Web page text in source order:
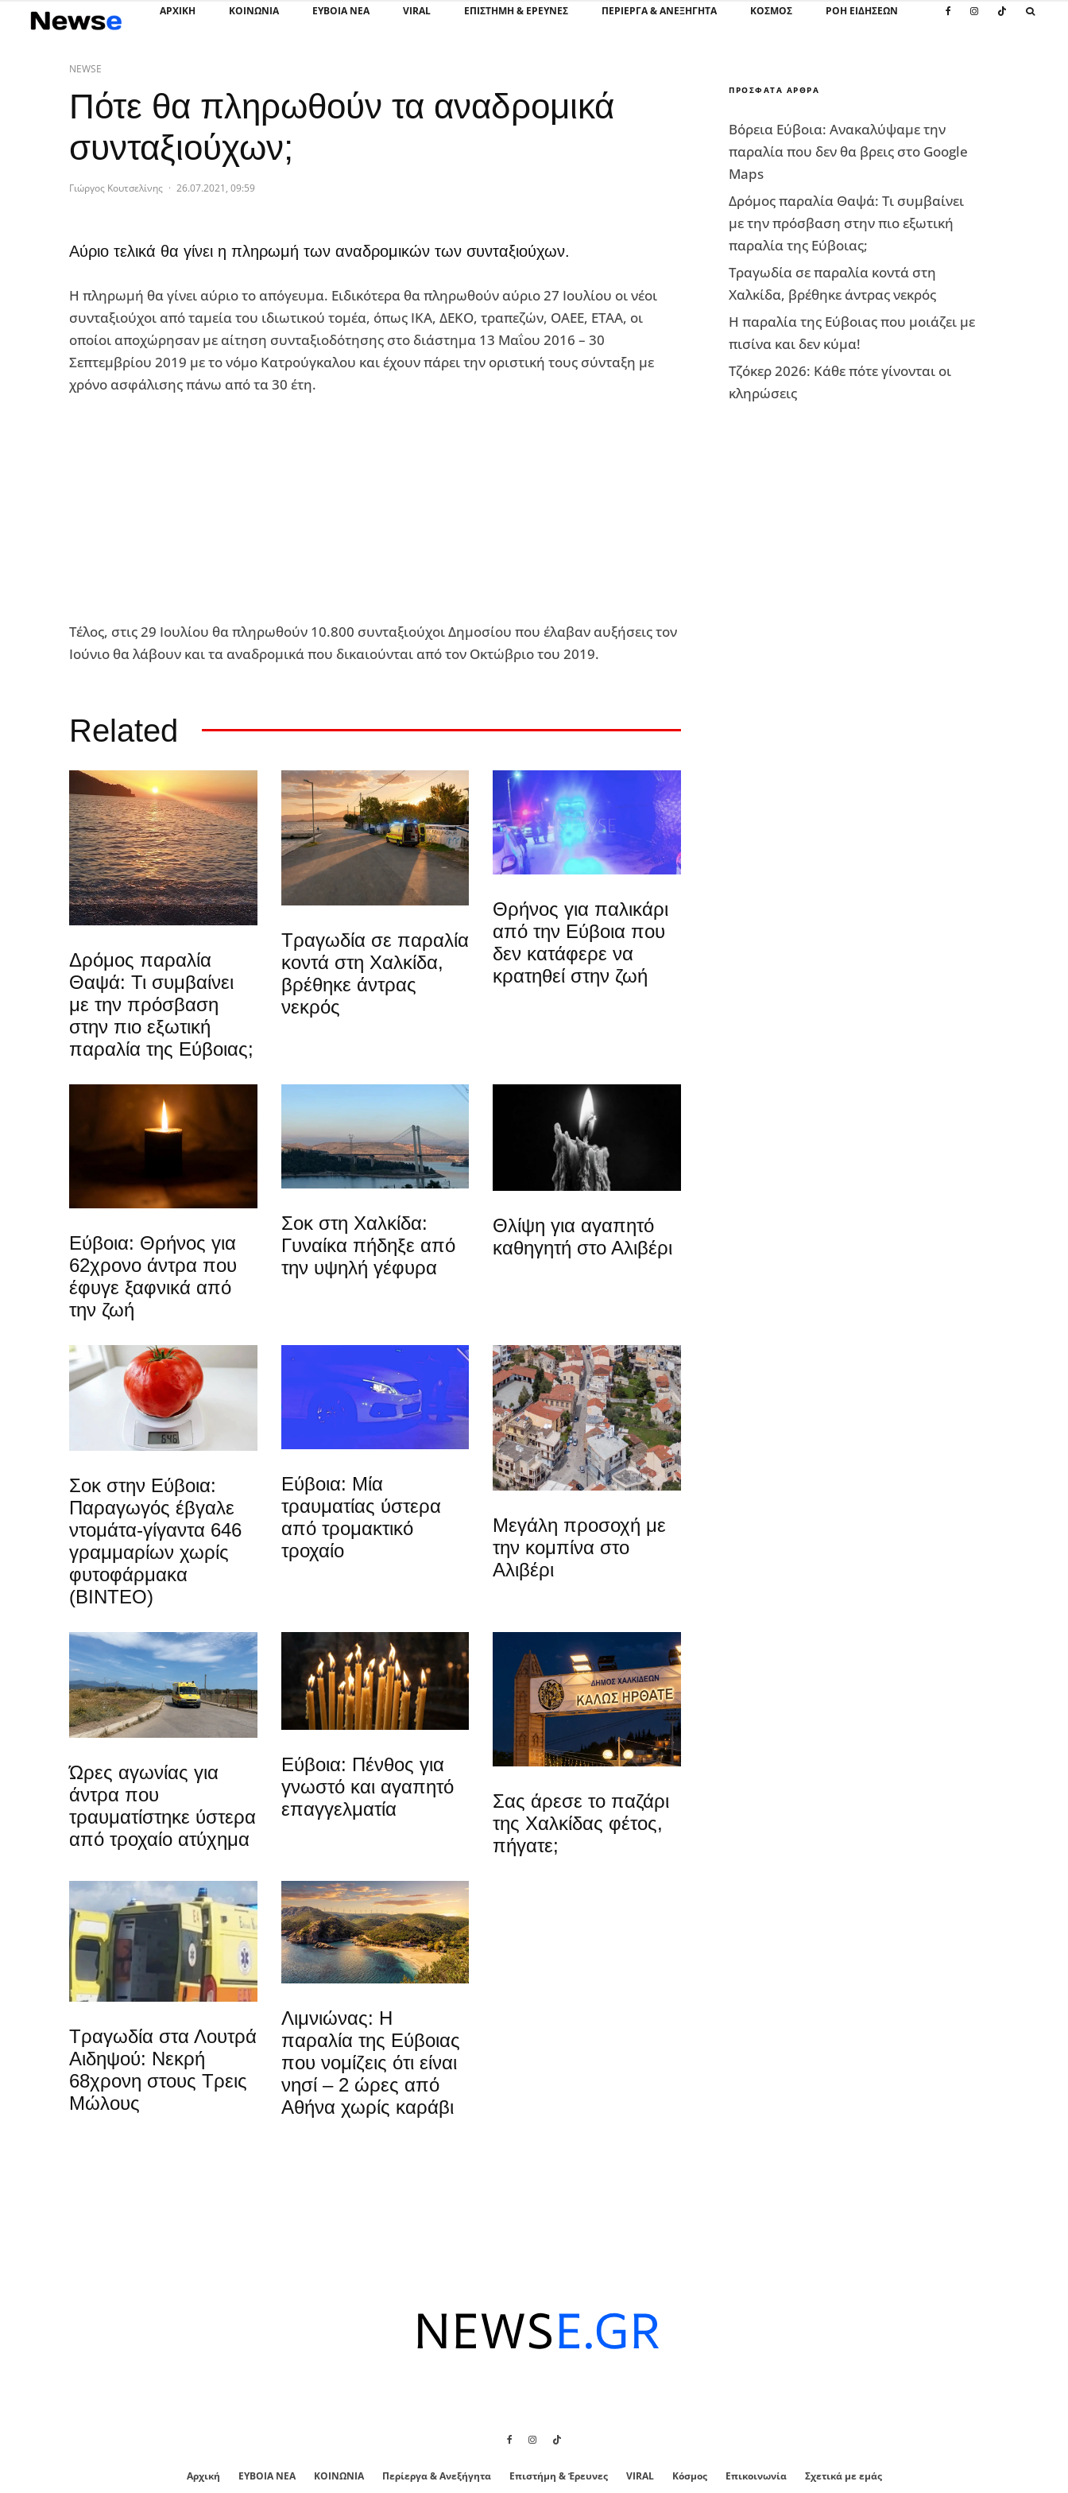
ΑΡΧΙΚΗ ΚΟΙΝΩΝΙΑ ΕΥΒΟΙΑ ΝΕΑ VIRAL ΕΠΙΣΤΉΜΗ & ΈΡΕΥΝΕΣ ΠΕΡΊΕΡΓΑ & ΑΝΕΞΉΓΗΤΑ ΚΌΣΜΟΣ ΡΟΗ ΕΙΔΗΣΕΩΝ
NEWSE
Πότε θα πληρωθούν τα αναδρομικά
συνταξιούχων;
Γιώργος Κουτσελίνης · 26.07.2021, 09:59
Αύριο τελικά θα γίνει η πληρωμή των αναδρομικών των συνταξιούχων.
Η πληρωμή θα γίνει αύριο το απόγευμα. Ειδικότερα θα πληρωθούν αύριο 27 Ιουλίου οι νέοι
συνταξιούχοι από ταμεία του ιδιωτικού τομέα, όπως ΙΚΑ, ΔΕΚΟ, τραπεζών, ΟΑΕΕ, ΕΤΑΑ, οι
οποίοι αποχώρησαν με αίτηση συνταξιοδότησης στο διάστημα 13 Μαΐου 2016 – 30
Σεπτεμβρίου 2019 με το νόμο Κατρούγκαλου και έχουν πάρει την οριστική τους σύνταξη με
χρόνο ασφάλισης πάνω από τα 30 έτη.
Τέλος, στις 29 Ιουλίου θα πληρωθούν 10.800 συνταξιούχοι Δημοσίου που έλαβαν αυξήσεις τον
Ιούνιο θα λάβουν και τα αναδρομικά που δικαιούνται από τον Οκτώβριο του 2019.
Related
Δρόμος παραλία
Θαψά: Τι συμβαίνει
με την πρόσβαση
στην πιο εξωτική
παραλία της Εύβοιας;
Τραγωδία σε παραλία
κοντά στη Χαλκίδα,
βρέθηκε άντρας
νεκρός
Θρήνος για παλικάρι
από την Εύβοια που
δεν κατάφερε να
κρατηθεί στην ζωή
Εύβοια: Θρήνος για
62χρονο άντρα που
έφυγε ξαφνικά από
την ζωή
Σοκ στη Χαλκίδα:
Γυναίκα πήδηξε από
την υψηλή γέφυρα
Θλίψη για αγαπητό
καθηγητή στο Αλιβέρι
Σοκ στην Εύβοια:
Παραγωγός έβγαλε
ντομάτα-γίγαντα 646
γραμμαρίων χωρίς
φυτοφάρμακα
(ΒΙΝΤΕΟ)
Εύβοια: Μία
τραυματίας ύστερα
από τρομακτικό
τροχαίο
Μεγάλη προσοχή με
την κομπίνα στο
Αλιβέρι
Ώρες αγωνίας για
άντρα που
τραυματίστηκε ύστερα
από τροχαίο ατύχημα
Εύβοια: Πένθος για
γνωστό και αγαπητό
επαγγελματία
Σας άρεσε το παζάρι
της Χαλκίδας φέτος,
πήγατε;
Τραγωδία στα Λουτρά
Αιδηψού: Νεκρή
68χρονη στους Τρεις
Μώλους
Λιμνιώνας: Η
παραλία της Εύβοιας
που νομίζεις ότι είναι
νησί – 2 ώρες από
Αθήνα χωρίς καράβι
ΠΡΌΣΦΑΤΑ ΆΡΘΡΑ
Βόρεια Εύβοια: Ανακαλύψαμε την
παραλία που δεν θα βρεις στο Google
Maps
Δρόμος παραλία Θαψά: Τι συμβαίνει
με την πρόσβαση στην πιο εξωτική
παραλία της Εύβοιας;
Τραγωδία σε παραλία κοντά στη
Χαλκίδα, βρέθηκε άντρας νεκρός
Η παραλία της Εύβοιας που μοιάζει με
πισίνα και δεν κύμα!
Τζόκερ 2026: Κάθε πότε γίνονται οι
κληρώσεις
Αρχική ΕΥΒΟΙΑ ΝΕΑ ΚΟΙΝΩΝΙΑ Περίεργα & Ανεξήγητα Επιστήμη & Έρευνες VIRAL Κόσμος Επικοινωνία Σχετικά με εμάς